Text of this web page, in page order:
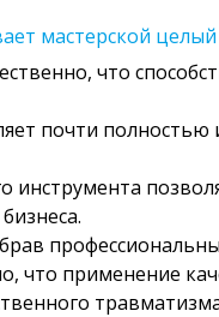
мастерской
что
почти полностью
что применение